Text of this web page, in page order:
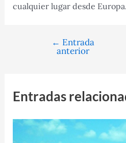
cualquier lugar desde Europa.
Navegación
← Entrada
anterior
Entradas